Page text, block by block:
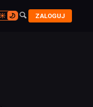

 ZALOGUJ